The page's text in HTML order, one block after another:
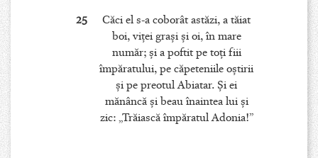
25
Căci el s-a coborât astăzi, a tăiat
boi, viţei graşi şi oi, în mare
număr; şi a poftit pe toţi fiii
împăratului, pe căpeteniile oştirii
şi pe preotul Abiatar. Şi ei
mănâncă şi beau înaintea lui şi
zic: „Trăiască împăratul Adonia!”